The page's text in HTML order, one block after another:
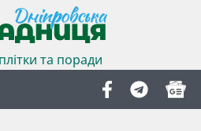
та поради